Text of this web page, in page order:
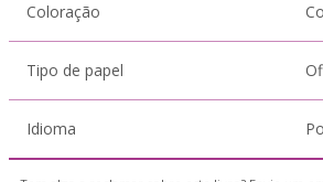
Coloração
Tipo de papel
Idioma